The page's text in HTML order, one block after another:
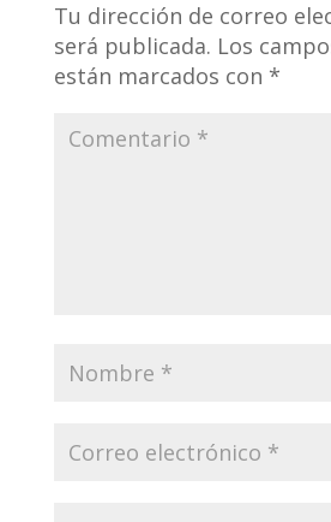
Tu dirección de correo
será publicada. Los
están marcados con *